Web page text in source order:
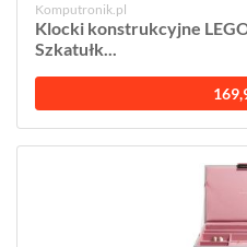
Komputronik.pl
Klocki konstrukcyjne
Szkatułk...